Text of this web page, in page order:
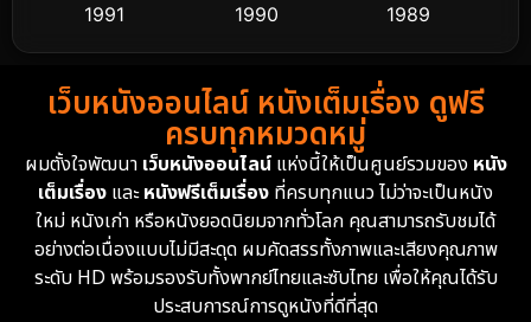
Detective สืบสวน
Detective สืบสวน
Disney+ 4
Documentary สารคดี 93
Drama ดราม่า
1991
1990
1989
1988
1986
1985
1983
1982
1981
1974
1962
เว็บหนังออนไลน์ หนังเต็มเรื่อง ดูฟรี
ครบทุกหมวดหมู่
ผมตั้งใจพัฒนา เว็บหนังออนไลน์แห่งนี้ให้เป็นศูนย์รวมของ หนัง
เต็มเรื่อง และหนังฟรีเต็มเรื่อง ที่ครบทุกแนว ไม่ว่าจะเป็นหนัง
ใหม่ หนังเก่า หรือหนังยอดนิยมจากทั่วโลก คุณสามารถรับชมได้
อย่างต่อเนื่องแบบไม่มีสะดุด ผมคัดสรรทั้งภาพและเสียงคุณภาพ
ระดับ HD พร้อมรองรับทั้งพากย์ไทยและซับไทย เพื่อให้คุณได้รับ
ประสบการณ์การดูหนังที่ดีที่สุด